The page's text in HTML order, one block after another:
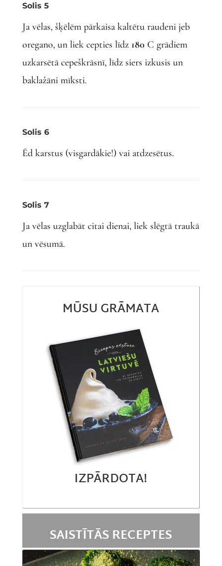
Solis 5
Ja vēlas, šķēlēm pārkaisa kaltētu raudeni jeb
oregano, un liek cepties līdz 180 C grādiem
uzkarsētā cepeškrāsnī, līdz siers izkusis un
baklažāni mīksti.
Solis 6
Ēd karstus (visgardākie!) vai atdzesētus.
Solis 7
Ja vēlas uzglabāt citai dienai, liek slēgtā traukā
un vēsumā.
MŪSU GRĀMATA
IZPĀRDOTA!
SAISTĪTĀS RECEPTES